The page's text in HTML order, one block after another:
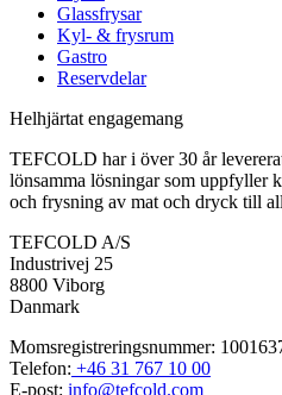
Glassfrysar
Kyl- & frysrum
Gastro
Reservdelar
Helhjärtat engagemang
TEFCOLD har i över 30 år
lönsamma lösningar som uppfyller
och frysning av mat och dryck till
TEFCOLD A/S
Industrivej 25
8800 Viborg
Danmark
Momsregistreringsnummer:
Telefon: +46 31 767 10 00
E-post: info@tefcold.com